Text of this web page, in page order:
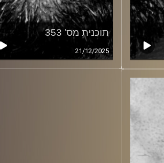
תוכנית מס' 353
21/12/2025